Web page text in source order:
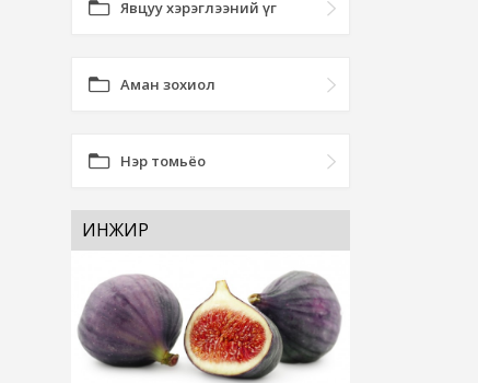
Явцуу хэрэглээний үг
Аман зохиол
Нэр томьёо
ИНЖИР